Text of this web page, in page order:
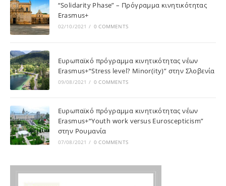
“Solidarity Phase” – Πρόγραμμα κινητικότητας
Erasmus+
02/10/2021 / 0 COMMENTS
Ευρωπαϊκό πρόγραμμα κινητικότητας νέων
Erasmus+“Stress level? Minor(ity)” στην Σλοβενία
09/08/2021 / 0 COMMENTS
Ευρωπαϊκό πρόγραμμα κινητικότητας νέων
Erasmus+“Youth work versus Euroscepticism”
στην Ρουμανία
07/08/2021 / 0 COMMENTS